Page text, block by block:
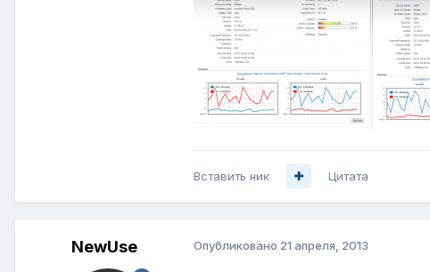
Вставить ник Цитата
NewUse Опубликовано 21 апреля, 2013